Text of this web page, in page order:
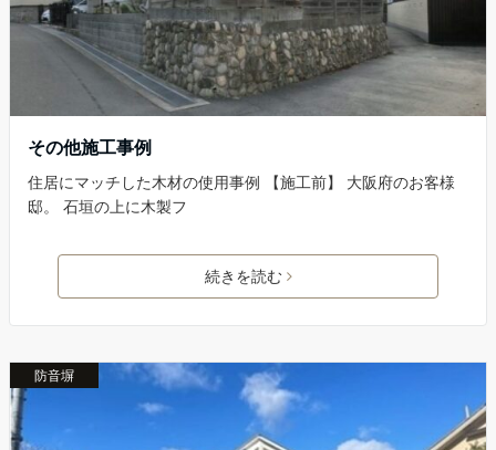
その他施工事例
住居にマッチした木材の使用事例 【施工前】 大阪府のお客様
邸。 石垣の上に木製フ
続きを読む
防音塀